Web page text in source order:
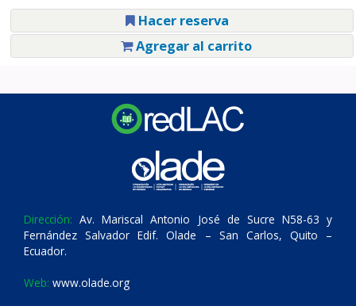
Hacer reserva
Agregar al carrito
Dirección: Av. Mariscal Antonio José de Sucre N58-63 y
Fernández Salvador Edif. Olade – San Carlos, Quito –
Ecuador.
Web: www.olade.org